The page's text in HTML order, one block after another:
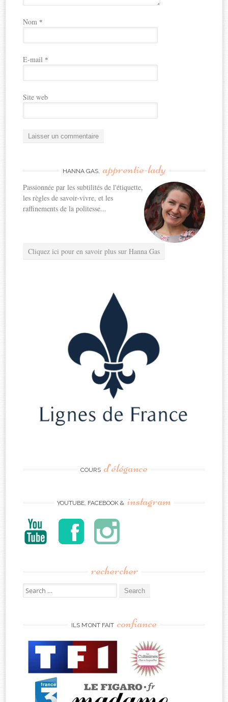
Nom *
E-mail *
Site web
HANNA GAS, apprentie-lady
Passionnée par les subtilités de l'étiquette,
les règles de savoir-vivre, et les
raffinements de la politesse...
Cliquez ici pour en savoir plus sur Hanna Gas
COURS d’élégance
YOUTUBE, FACEBOOK & instagram
rechercher
Search
for:
ILS M’ONT FAIT confiance